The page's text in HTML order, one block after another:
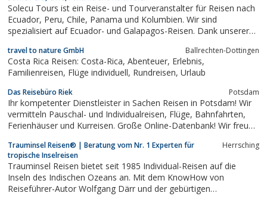
Solecu Tours ist ein Reise- und Tourveranstalter für Reisen nach
Ecuador, Peru, Chile, Panama und Kolumbien. Wir sind
spezialisiert auf Ecuador- und Galapagos-Reisen. Dank unserer
auf einen nachhaltigen Umgang mit der Kultur und Natur
ausgerichtet sind.
travel to nature GmbH Ballrechten-Dottingen
Costa Rica Reisen: Costa-Rica, Abenteuer, Erlebnis,
Familienreisen, Flüge individuell, Rundreisen, Urlaub
Das Reisebüro Riek Potsdam
Ihr kompetenter Dienstleister in Sachen Reisen in Potsdam! Wir
vermitteln Pauschal- und Individualreisen, Flüge, Bahnfahrten,
Ferienhäuser und Kurreisen. Große Online-Datenbank! Wir freuen
Trauminsel Reisen® | Beratung vom Nr. 1 Experten für
tropische Inselreisen
Herrsching
Trauminsel Reisen bietet seit 1985 Individual-Reisen auf die
Inseln des Indischen Ozeans an. Mit dem KnowHow von
Reiseführer-Autor Wolfgang Därr und der gebürtigen